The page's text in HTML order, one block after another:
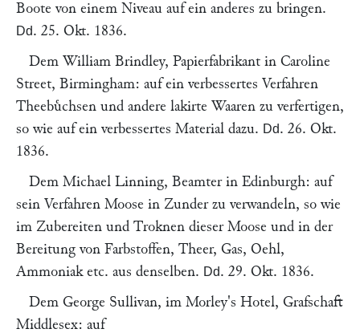
Boote von einem Niveau auf ein anderes zu bringen.
Dd. 25. Okt. 1836.
Dem William Brindley, Papierfabrikant in Caroline
Street, Birmingham: auf ein verbessertes Verfahren
Theebuͤchsen und andere lakirte Waaren zu verfertigen,
so wie auf ein verbessertes Material dazu. Dd. 26. Okt.
1836.
Dem Michael Linning, Beamter in Edinburgh: auf
sein Verfahren Moose in Zunder zu verwandeln, so wie
im Zubereiten und Troknen dieser Moose und in der
Bereitung von Farbstoffen, Theer, Gas, Oehl,
Ammoniak etc. aus denselben. Dd. 29. Okt. 1836.
Dem George Sullivan, im Morley's Hotel, Grafschaft
Middlesex: auf